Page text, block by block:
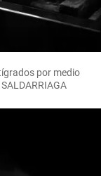
por medio